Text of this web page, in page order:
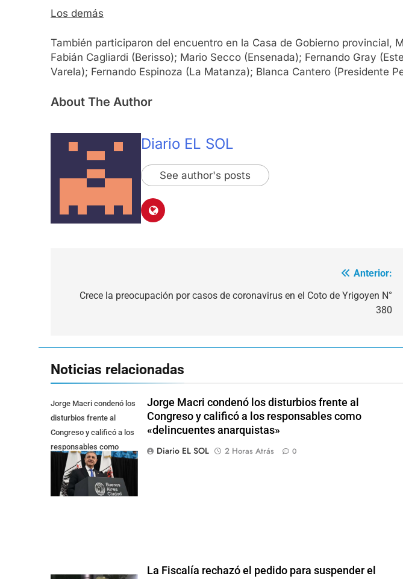
Los demás
También participaron del encuentro en la Casa de Gobierno provincial,
Fabián Cagliardi (Berisso); Mario Secco (Ensenada); Fernando Gray
Varela); Fernando Espinoza (La Matanza); Blanca Cantero (Presidente
About The Author
Diario EL SOL
See author's posts
Anterior:
Crece la preocupación por casos de coronavirus en el Coto de Yrigoyen N°
380
Noticias relacionadas
Jorge Macri condenó los
disturbios frente al
Congreso y calificó a los
responsables como
"delincuentes
anarquistas"
Jorge Macri condenó los disturbios frente al
Congreso y calificó a los responsables como
«delincuentes anarquistas»
Diario EL SOL
2 Horas Atrás 0
La Fiscalía rechazó el pedido para suspender el